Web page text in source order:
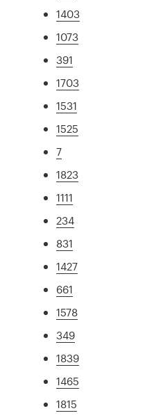
1403
1073
391
1703
1531
1525
7
1823
1111
234
831
1427
661
1578
349
1839
1465
1815